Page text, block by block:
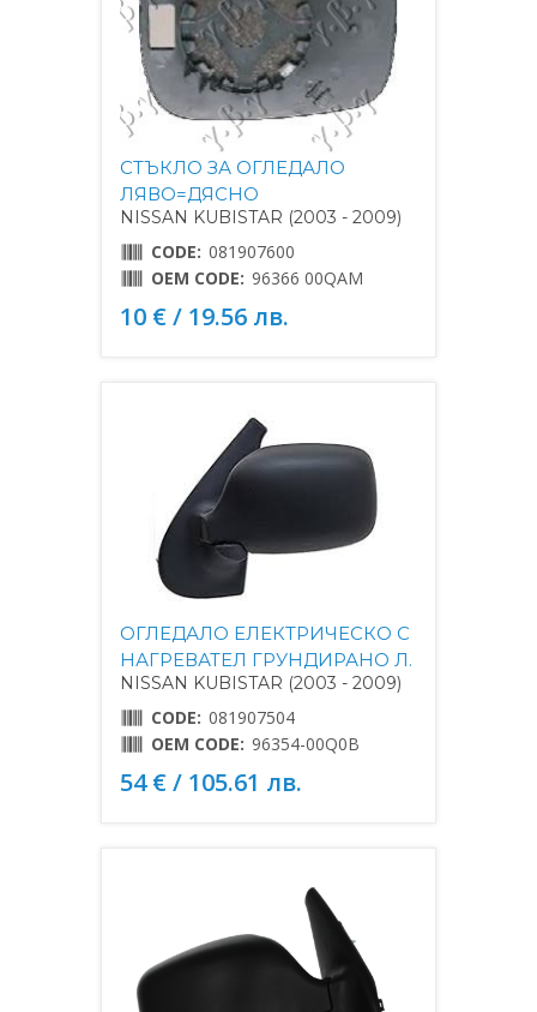
СТЪКЛО ЗА ОГЛЕДАЛО
ЛЯВО=ДЯСНО
NISSAN KUBISTAR (2003 - 2009)
CODE: 081907600
OEM CODE: 96366 00QAM
10 € / 19.56 лв.
ОГЛЕДАЛО ЕЛЕКТРИЧЕСКО С
НАГРЕВАТЕЛ ГРУНДИРАНО Л.
NISSAN KUBISTAR (2003 - 2009)
CODE: 081907504
OEM CODE: 96354-00Q0B
54 € / 105.61 лв.